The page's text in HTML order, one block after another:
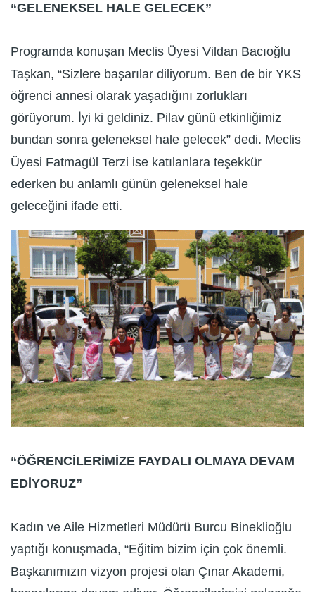
“GELENEKSEL HALE GELECEK”
Programda konuşan Meclis Üyesi Vildan Bacıoğlu
Taşkan, “Sizlere başarılar diliyorum. Ben de bir YKS
öğrenci annesi olarak yaşadığını zorlukları
görüyorum. İyi ki geldiniz. Pilav günü etkinliğimiz
bundan sonra geleneksel hale gelecek” dedi. Meclis
Üyesi Fatmagül Terzi ise katılanlara teşekkür
ederken bu anlamlı günün geleneksel hale
geleceğini ifade etti.
“ÖĞRENCİLERİMİZE FAYDALI OLMAYA DEVAM
EDİYORUZ”
Kadın ve Aile Hizmetleri Müdürü Burcu Bineklioğlu
yaptığı konuşmada, “Eğitim bizim için çok önemli.
Başkanımızın vizyon projesi olan Çınar Akademi,